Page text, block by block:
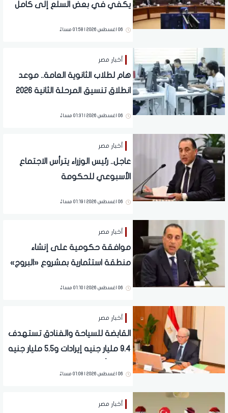
يكفي في بعض السلع إلى كامل
06 اغسطس 2026 | 01:58 مساءً
أخبار مصر
هام لطلاب الثانوية العامة.. موعد
انطلاق تنسيق المرحلة الثانية 2026
06 اغسطس 2026 | 01:31 مساءً
أخبار مصر
عاجل.. رئيس الوزراء يترأس الاجتماع
الأسبوعي للحكومة
06 اغسطس 2026 | 01:19 مساءً
أخبار مصر
موافقة حكومية على إنشاء
منطقة استثمارية بمشروع «البروج»
06 اغسطس 2026 | 01:10 مساءً
أخبار مصر
القابضة للسياحة والفنادق تستهدف
9.4 مليار جنيه إيرادات و5.5 مليار جنيه
06 اغسطس 2026 | 01:08 مساءً
أخبار مصر